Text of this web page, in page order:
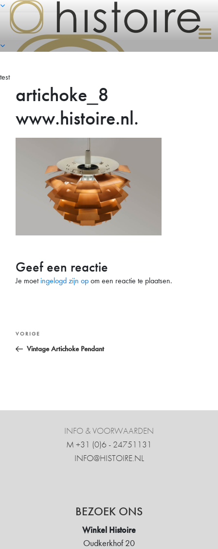
Naar
inhoud
springen
test
artichoke_8
www.histoire.nl.
Geef een reactie
Je moetingelogd zijn opom een reactie te plaatsen.
Bericht
navigatie
Vorig
bericht
VORIGE
Vintage Artichoke Pendant
INFO & VOORWAARDEN
M +31 ‍(0)6 - 24751131
INFO@HISTOIRE.NL
BEZOEK ONS
Winkel Histoire
Oudkerkhof 20